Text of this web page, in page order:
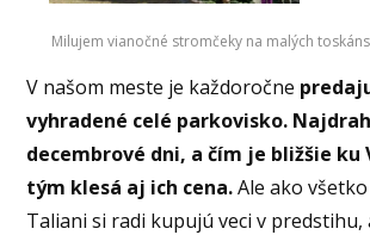
Milujem vianočné stromčeky na malých
V našom meste je každoročne
vyhradené celé parkovisko.
decembrové dni, a čím je bližšie ku
tým klesá aj ich cena.Ale ako
Taliani si radi kupujú veci v predstihu,